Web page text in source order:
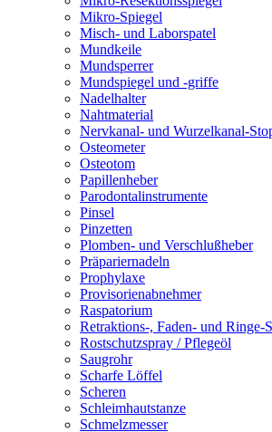
Mikro-Spiegel
Misch- und Laborspatel
Mundkeile
Mundsperrer
Mundspiegel und -griffe
Nadelhalter
Nahtmaterial
Nervkanal- und Wurzelkanal-
Osteometer
Osteotom
Papillenheber
Parodontalinstrumente
Pinsel
Pinzetten
Plomben- und Verschlußheber
Präpariernadeln
Prophylaxe
Provisorienabnehmer
Raspatorium
Retraktions-, Faden- und Ringe-
Rostschutzspray / Pflegeöl
Saugrohr
Scharfe Löffel
Scheren
Schleimhautstanze
Schmelzmesser